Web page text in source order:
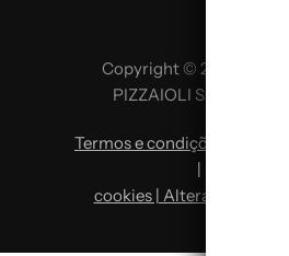
Copyright © 2026
PIZZAIOLI SRL P. IVA
Termos e condições
|
cookies | Alterar